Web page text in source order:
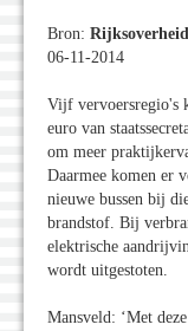
Bron: Rijksoverheid
06-11-2014
Vijf vervoersregio's
euro van
om meer
Daarmee komen er
nieuwe bussen bij
brandstof. Bij
elektrische
wordt uitgestoten.
Mansveld: ‘Met